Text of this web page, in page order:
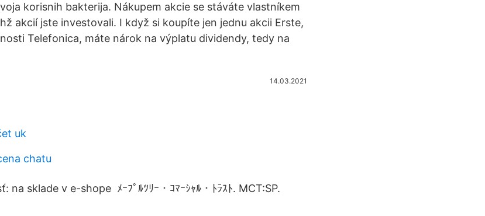
korisnih bakterija. Nákupem akcie se stáváte vlastníkem
akcií jste investovali. I když si koupíte jen jednu akcii Erste,
Telefonica, máte nárok na výplatu dividendy, tedy na
14.03.2021
uk
chatu
na sklade v e-shope ﾒｰﾌﾟﾙﾂﾘｰ・ｺﾏｰｼｬﾙ・ﾄﾗｽﾄ. MCT:SP.